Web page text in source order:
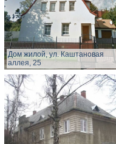
Дом жилой, ул. Каштановая
аллея, 25